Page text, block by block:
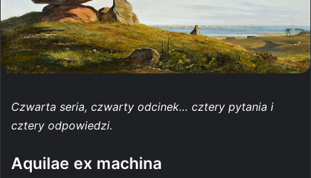
Czwarta seria, czwarty odcinek… cztery pytania i
cztery odpowiedzi.
Aquilae ex machina